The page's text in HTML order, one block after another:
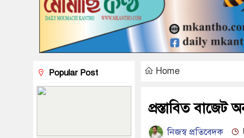
Home
প্রস্তাবিত বাজেট
নিজস্ব প্রতিবেদক
Popular Post